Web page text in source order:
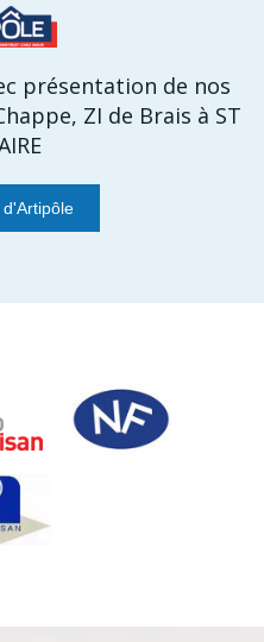
présentation de nos
ZI de Brais à ST
d'Artipôle